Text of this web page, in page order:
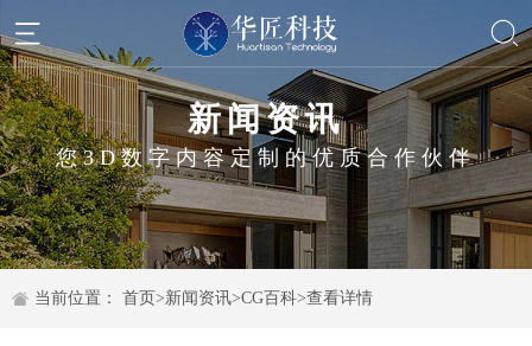
新闻资讯
您3D数字内容定制的优质合作伙伴
当前位置： 首页>新闻资讯>CG百科>查看详情